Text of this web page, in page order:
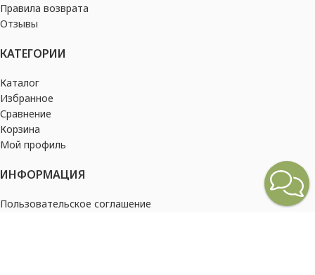
Правила возврата
Отзывы
КАТЕГОРИИ
Каталог
Избранное
Сравнение
Корзина
Мой профиль
ИНФОРМАЦИЯ
Пользовательское соглашение